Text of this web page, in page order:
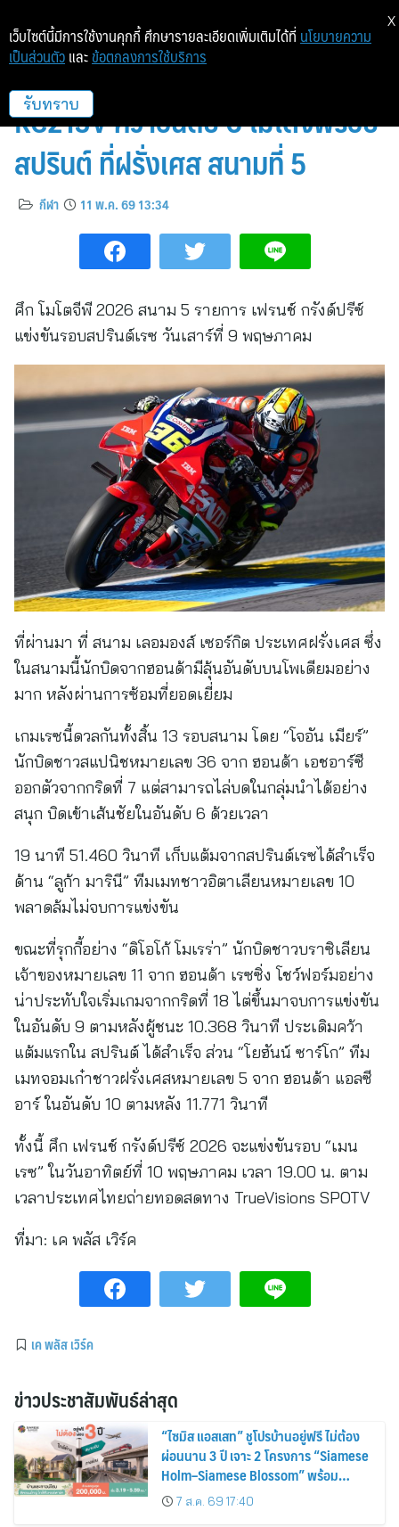
“โจอัน เมียร์” บิดเร่ง Honda
RC213V คว้าอันดับ 6 โมโตจีพีรอบ
สปรินต์ ที่ฝรั่งเศส สนามที่ 5
กีฬา 11 พ.ค. 69 13:34
ศึก โมโตจีพี 2026 สนาม 5 รายการ เฟรนช์ กรังด์ปรีซ์
แข่งขันรอบสปรินต์เรซ วันเสาร์ที่ 9 พฤษภาคม
ที่ผ่านมา ที่ สนาม เลอมองส์ เซอร์กิต ประเทศฝรั่งเศส ซึ่ง
ในสนามนี้นักบิดจากฮอนด้ามีลุ้นอันดับบนโพเดียมอย่าง
มาก หลังผ่านการซ้อมที่ยอดเยี่ยม
เกมเรซนี้ดวลกันทั้งสิ้น 13 รอบสนาม โดย “โจอัน เมียร์”
นักบิดชาวสแปนิชหมายเลข 36 จาก ฮอนด้า เอชอาร์ซี
ออกตัวจากกริดที่ 7 แต่สามารถไล่บดในกลุ่มนำได้อย่าง
สนุก บิดเข้าเส้นชัยในอันดับ 6 ด้วยเวลา
19 นาที 51.460 วินาที เก็บแต้มจากสปรินต์เรซได้สำเร็จ
ด้าน “ลูก้า มารินี” ทีมเมทชาวอิตาเลียนหมายเลข 10
พลาดล้มไม่จบการแข่งขัน
ขณะที่รุกกี้อย่าง “ดิโอโก้ โมเรร่า” นักบิดชาวบราซิเลียน
เจ้าของหมายเลข 11 จาก ฮอนด้า เรซซิ่ง โชว์ฟอร์มอย่าง
น่าประทับใจเริ่มเกมจากกริดที่ 18 ไต่ขึ้นมาจบการแข่งขัน
ในอันดับ 9 ตามหลังผู้ชนะ 10.368 วินาที ประเดิมคว้า
แต้มแรกใน สปรินต์ ได้สำเร็จ ส่วน “โยฮันน์ ซาร์โก” ทีม
เมทจอมเก๋าชาวฝรั่งเศสหมายเลข 5 จาก ฮอนด้า แอลซี
อาร์ ในอันดับ 10 ตามหลัง 11.771 วินาที
ทั้งนี้ ศึก เฟรนช์ กรังด์ปรีซ์ 2026 จะแข่งขันรอบ “เมน
เรซ” ในวันอาทิตย์ที่ 10 พฤษภาคม เวลา 19.00 น. ตาม
เวลาประเทศไทยถ่ายทอดสดทาง TrueVisions SPOTV
ที่มา: เค พลัส เวิร์ค
เค พลัส เวิร์ค
ข่าวประชาสัมพันธ์ล่าสุด
“ไซมิส แอสเสท” ชูโปรบ้านอยู่ฟรี ไม่ต้อง
ผ่อนนาน 3 ปี เจาะ 2 โครงการ “Siamese
Holm–Siamese Blossom” พร้อม
ส่วนลดและสิทธิพิเศษถึง 31 สิงหาคม
2569
7 ส.ค. 69 17:40
เว็บไซต์นี้มีการใช้งานคุกกี้ ศึกษารายละเอียดเพิ่มเติมได้ที่ นโยบายความ
เป็นส่วนตัว และ ข้อตกลงการใช้บริการ
รับทราบ
X